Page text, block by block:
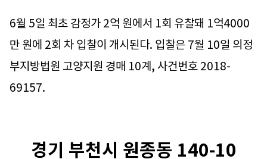
6월 5일 최초 감정가 2억 원에서 1회 유찰돼 1억4000
만 원에 2회 차 입찰이 개시된다. 입찰은 7월 10일 의정
부지방법원 고양지원 경매 10계, 사건번호 2018-
69157.
경기 부천시 원종동 140-10